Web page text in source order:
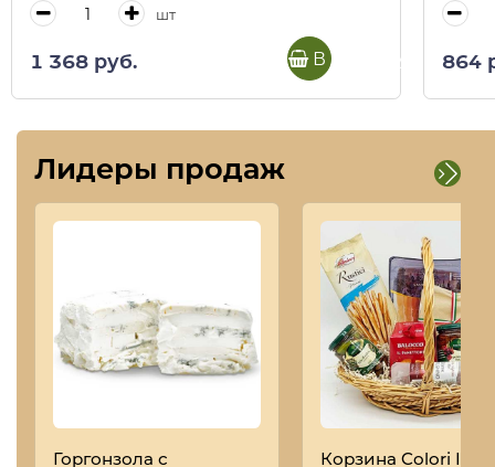
шт
1 368 руб. В корзину 864
Лидеры продаж
Горгонзола с Корзина Colori